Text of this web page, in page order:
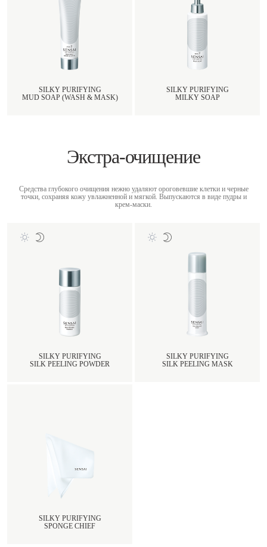
SILKY PURIFYING
MUD SOAP (WASH & MASK)
SILKY PURIFYING
MILKY SOAP
Экстра-очищение
Средства глубокого очищения нежно удаляют ороговевшие клетки и черные
точки, сохраняя кожу увлажненной и мягкой. Выпускаются в виде пудры и
крем-маски.
SILKY PURIFYING
SILK PEELING POWDER
SILKY PURIFYING
SILK PEELING MASK
SILKY PURIFYING
SPONGE CHIEF